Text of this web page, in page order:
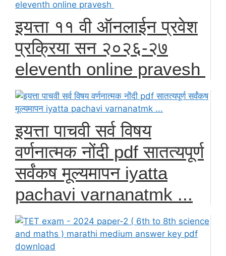
इयत्ता ११ वी ऑनलाईन प्रवेश
प्रक्रिया सन २०२६-२७
eleventh online pravesh
इयत्ता पाचवी सर्व विषय
वर्णनात्मक नोंदी pdf सातत्यपूर्ण
सर्वंकष मूल्यमापन iyatta
pachavi varnanatmk ...